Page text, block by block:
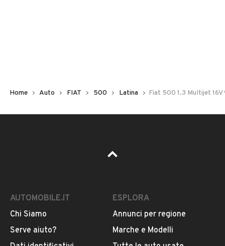
Pubblicità
Home Auto FIAT 500 Latina Fiat 500 1.3 Multijet 16V
AUTOMOBILE.IT
Chi Siamo
Serve aiuto?
ESPLORA
Annunci per regione
Marche e Modelli